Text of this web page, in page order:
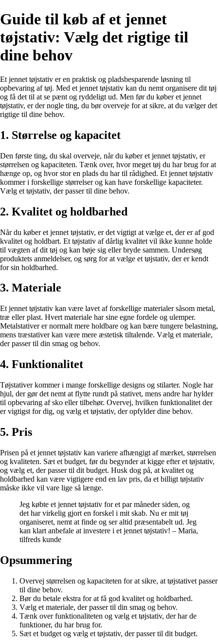
Guide til køb af et jennet
tøjstativ: Vælg det rigtige til
dine behov
Et jennet tøjstativ er en praktisk og pladsbesparende løsning til
opbevaring af tøj. Med et jennet tøjstativ kan du nemt organisere dit tøj
og få det til at se pænt og ryddeligt ud. Men før du køber et jennet
tøjstativ, er der nogle ting, du bør overveje for at sikre, at du vælger det
rigtige til dine behov.
1. Størrelse og kapacitet
Den første ting, du skal overveje, når du køber et jennet tøjstativ, er
størrelsen og kapaciteten. Tænk over, hvor meget tøj du har brug for at
hænge op, og hvor stor en plads du har til rådighed. Et jennet tøjstativ
kommer i forskellige størrelser og kan have forskellige kapaciteter.
Vælg et tøjstativ, der passer til dine behov.
2. Kvalitet og holdbarhed
Når du køber et jennet tøjstativ, er det vigtigt at vælge et, der er af god
kvalitet og holdbart. Et tøjstativ af dårlig kvalitet vil ikke kunne holde
til vægten af dit tøj og kan bøje sig eller bryde sammen. Undersøg
produktets anmeldelser, og sørg for at vælge et tøjstativ, der er kendt
for sin holdbarhed.
3. Materiale
Et jennet tøjstativ kan være lavet af forskellige materialer såsom metal,
træ eller plast. Hvert materiale har sine egne fordele og ulemper.
Metalstativer er normalt mere holdbare og kan bære tungere belastning,
mens træstativer kan være mere æstetisk tiltalende. Vælg et materiale,
der passer til din smag og behov.
4. Funktionalitet
Tøjstativer kommer i mange forskellige designs og stilarter. Nogle har
hjul, der gør det nemt at flytte rundt på stativet, mens andre har hylder
til opbevaring af sko eller tilbehør. Overvej, hvilken funktionalitet der
er vigtigst for dig, og vælg et tøjstativ, der opfylder dine behov.
5. Pris
Prisen på et jennet tøjstativ kan variere afhængigt af mærket, størrelsen
og kvaliteten. Sæt et budget, før du begynder at kigge efter et tøjstativ,
og vælg et, der passer til dit budget. Husk dog på, at kvalitet og
holdbarhed kan være vigtigere end en lav pris, da et billigt tøjstativ
måske ikke vil vare lige så længe.
Jeg købte et jennet tøjstativ for et par måneder siden, og
det har virkelig gjort en forskel i mit skab. Nu er mit tøj
organiseret, nemt at finde og ser altid præsentabelt ud. Jeg
kan klart anbefale at investere i et jennet tøjstativ! – Maria,
tilfreds kunde
Opsummering
Overvej størrelsen og kapaciteten for at sikre, at tøjstativet passer
til dine behov.
Bør du betale ekstra for at få god kvalitet og holdbarhed.
Vælg et materiale, der passer til din smag og behov.
Tænk over funktionaliteten og vælg et tøjstativ, der har de
funktioner, du har brug for.
Sæt et budget og vælg et tøjstativ, der passer til dit budget.